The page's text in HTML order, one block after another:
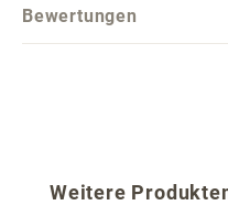
Bewertungen
Produktgalerie
Weitere